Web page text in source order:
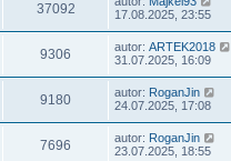
37092
17.08.2025, 23:55
9306 autor: ARTEK2018
31.07.2025, 16:09
9180 autor: RoganJin
24.07.2025, 17:08
7696 autor: RoganJin
23.07.2025, 18:55